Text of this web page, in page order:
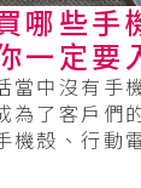
哪些手
一定要
當中沒有手
為了客戶們
機殼、行動